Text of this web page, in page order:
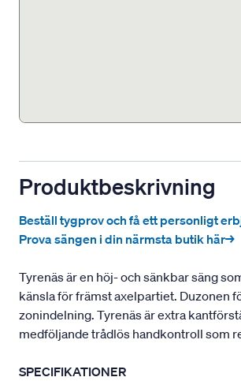
Produktbeskrivning
Beställ tygprov och få ett personligt
Prova sängen i din närmsta butik här→
Tyrenäs är en höj- och sänkbar säng
känsla för främst axelpartiet. Duzonen
zonindelning. Tyrenäs är extra
medföljande trådlös handkontroll som
SPECIFIKATIONER